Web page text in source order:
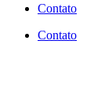
Contato
Contato